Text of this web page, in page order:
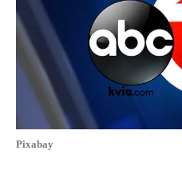
Pixabay